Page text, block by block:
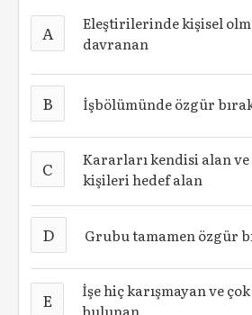
A
Eleştirilerinde kişisel
davranan
B İşbölümünde özgür
C
Kararları kendisi alan
kişileri hedef alan
D Grubu tamamen özgür
E
İşe hiç karışmayan ve